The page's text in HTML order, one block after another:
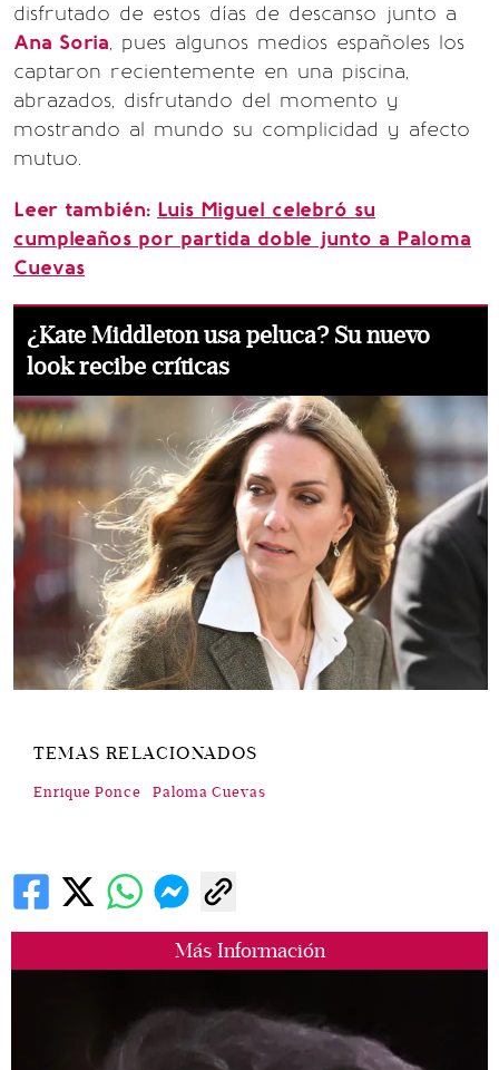
Más Información
disfrutado de estos días de descanso junto a
Ana Soria, pues algunos medios españoles los
captaron recientemente en una piscina,
abrazados, disfrutando del momento y
mostrando al mundo su complicidad y afecto
mutuo.
Leer también: Luis Miguel celebró su
cumpleaños por partida doble junto a Paloma
Cuevas
¿Kate Middleton usa peluca? Su nuevo
look recibe críticas
TEMAS RELACIONADOS
Enrique Ponce Paloma Cuevas